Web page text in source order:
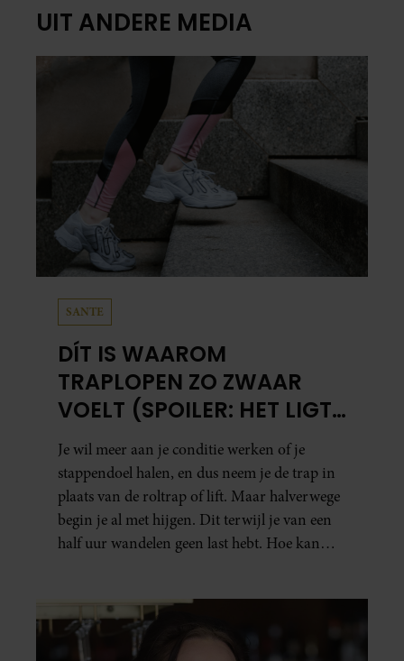
UIT ANDERE MEDIA
SANTE
DÍT IS WAAROM
TRAPLOPEN ZO ZWAAR
VOELT (SPOILER: HET LIGT
NIET AAN JE CONDITIE)
Je wil meer aan je conditie werken of je
stappendoel halen, en dus neem je de trap in
plaats van de roltrap of lift. Maar halverwege
begin je al met hijgen. Dit terwijl je van een
half uur wandelen geen last hebt. Hoe kan